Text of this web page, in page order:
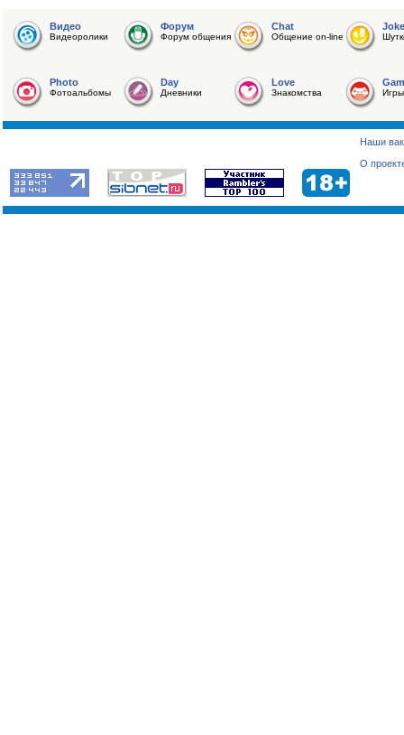
Видео
Видеоролики
Форум
Форум общения
Chat
Общение on-line
Joke
Photo
Фотоальбомы
Day
Дневники
Love
Знакомства Игры
Наши
О